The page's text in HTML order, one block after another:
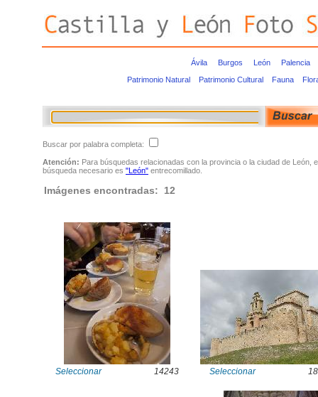
Ávila Burgos León
Palencia
Patrimonio Natural
Patrimonio Cultural Fauna
Buscar por palabra completa:
Atención: Para búsquedas relacionadas con la provincia o la ciudad de León,
búsqueda necesario es "León" entrecomillado.
Imágenes encontradas: 12
Seleccionar 14243 Seleccionar